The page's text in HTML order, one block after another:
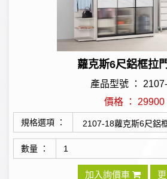
蘿克斯6尺鋁框拉
產品型號 ：
價格 ： 29900
規格選項 ：
數量 ：
加入詢價車